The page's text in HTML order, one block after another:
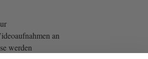
an
werden